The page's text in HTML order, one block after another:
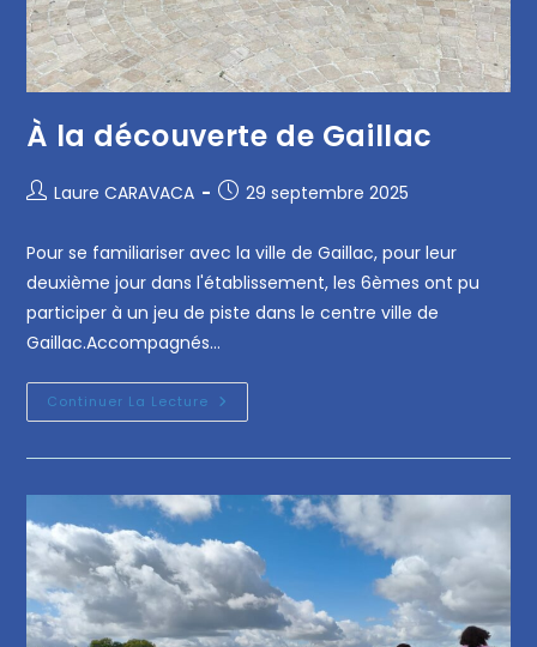
À la découverte de Gaillac
Laure CARAVACA 29 septembre 2025
Pour se familiariser avec la ville de Gaillac, pour leur
deuxième jour dans l'établissement, les 6èmes ont pu
participer à un jeu de piste dans le centre ville de
Gaillac.Accompagnés…
Continuer La Lecture